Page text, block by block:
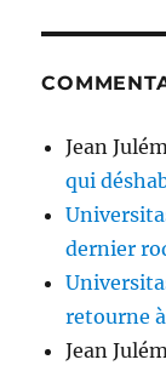
Jean
qui
dernier
retourne
Jean